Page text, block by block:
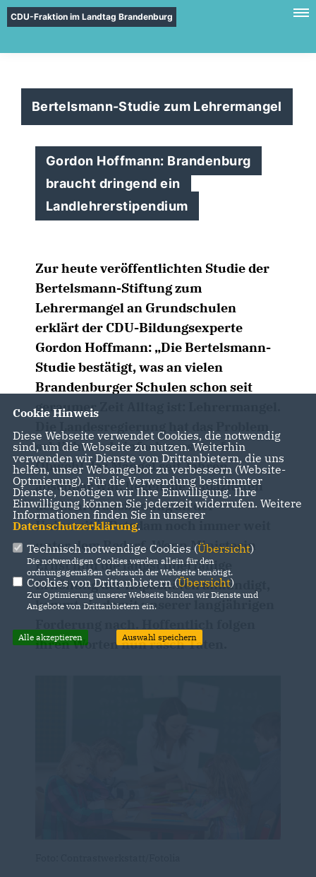
CDU-Fraktion im Landtag Brandenburg
Bertelsmann-Studie zum Lehrermangel
Gordon Hoffmann: Brandenburg
braucht dringend ein
Landlehrerstipendium
Zur heute veröffentlichten Studie der
Bertelsmann-Stiftung zum
Lehrermangel an Grundschulen
erklärt der CDU-Bildungsexperte
Gordon Hoffmann: „Die Bertelsmann-
Studie bestätigt, was an vielen
Brandenburger Schulen schon seit
geraumer Zeit Alltag ist: Lehrermangel.
schlicht und einfach verschlafen.
Obwohl der Mangel seit Jahren
absehbar war, liegen die Kapazitäten
der Lehrerausbildung an der
Universität Potsdam noch immer weit
unter dem Bedarf. Wenn Ministerin
Ernst nun die längst überfällige
Erhöhung der Kapazitäten ankündigt,
kommt sie damit unserer langjährigen
ihren Worten nun rasch Taten.
Cookie Hinweis
Diese Webseite verwendet Cookies, die notwendig
sind, um die Webseite zu nutzen. Weiterhin
verwenden wir Dienste von Drittanbietern, die uns
helfen, unser Webangebot zu verbessern (Website-
Optmierung). Für die Verwendung bestimmter
Dienste, benötigen wir Ihre Einwilligung. Ihre
Einwilligung können Sie jederzeit widerrufen. Weitere
Informationen finden Sie in unserer
Datenschutzerklärung.
Technisch notwendige Cookies (Übersicht)
Die notwendigen Cookies werden allein für den
ordnungsgemäßen Gebrauch der Webseite benötigt.
Cookies von Drittanbietern (Übersicht)
Zur Optimierung unserer Webseite binden wir Dienste und
Angebote von Drittanbietern ein.
Alle akzeptieren Auswahl speichern